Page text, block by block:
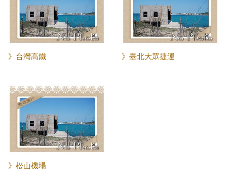
》台灣高鐵 》臺北大眾捷運
》松山機場